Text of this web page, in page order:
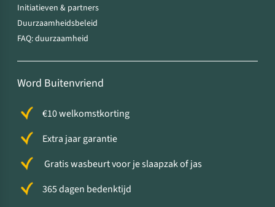
Initiatieven & partners
Duurzaamheidsbeleid
FAQ: duurzaamheid
Word Buitenvriend
€10 welkomstkorting
Extra jaar garantie
Gratis wasbeurt voor je slaapzak of jas
365 dagen bedenktijd